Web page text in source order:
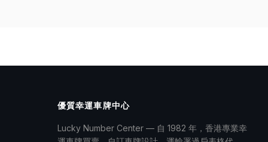
優質幸運車牌中心
Lucky Number Center — 自 1982 年，香港專業幸